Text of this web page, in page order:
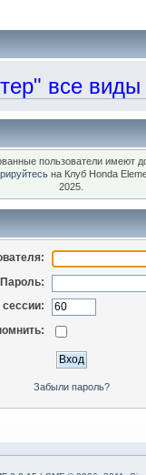
все виды
пользователи имеют
на Клуб Honda
2025.
Пароль:
Забыли пароль?